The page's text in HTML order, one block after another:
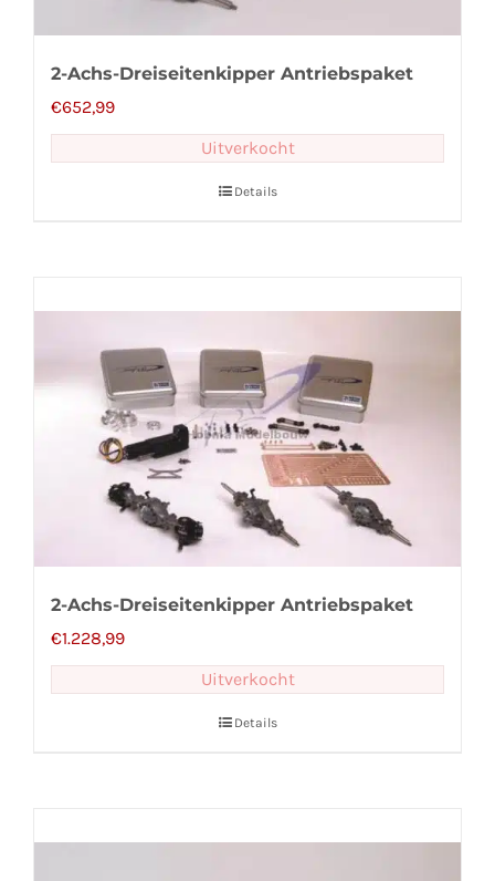
2-Achs-Dreiseitenkipper Antriebspaket
€652,99
Uitverkocht
Details
2-Achs-Dreiseitenkipper Antriebspaket
€1.228,99
Uitverkocht
Details